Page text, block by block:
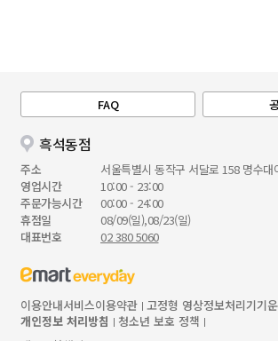
FAQ
흑석동점
주소
서울특별시 동작구 서달로 158 명수대
영업시간
10:00 - 23:00
주문가능시간
00:00 - 24:00
휴점일
08/09(일),08/23(일)
대표번호
02 380 5060
이용안내서비스이용약관 고정형 영상정보처리기기
개인정보 처리방침
청소년 보호 정책